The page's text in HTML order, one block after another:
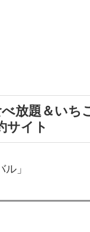
放題＆いち
サイト
」